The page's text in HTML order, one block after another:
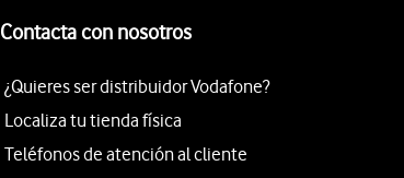
Contacta con nosotros
¿Quieres ser distribuidor Vodafone?
Localiza tu tienda física
Teléfonos de atención al cliente